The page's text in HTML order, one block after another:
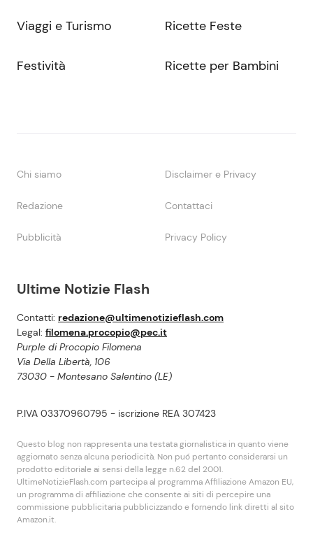
Ultime Notizie Flash
Contatti: redazione@ultimenotizieflash.com
Legal: filomena.procopio@pec.it
Purple di Procopio Filomena
Via Della Libertà, 106
73030 - Montesano Salentino (LE)
P.IVA 03370960795 - iscrizione REA 307423
Questo blog non rappresenta una testata giornalistica in quanto viene
aggiornato senza alcuna periodicità. Non puó pertanto considerarsi un
prodotto editoriale ai sensi della legge n.62 del 2001.
UltimeNotizieFlash.com partecipa al programma Affiliazione Amazon EU,
un programma di affiliazione che consente ai siti di percepire una
commissione pubblicitaria pubblicizzando e fornendo link diretti al sito
Amazon.it.
Viaggi e Turismo
Festività
Ricette Feste
Ricette per Bambini
Chi siamo Disclaimer e Privacy
Redazione Contattaci
Pubblicità Privacy Policy